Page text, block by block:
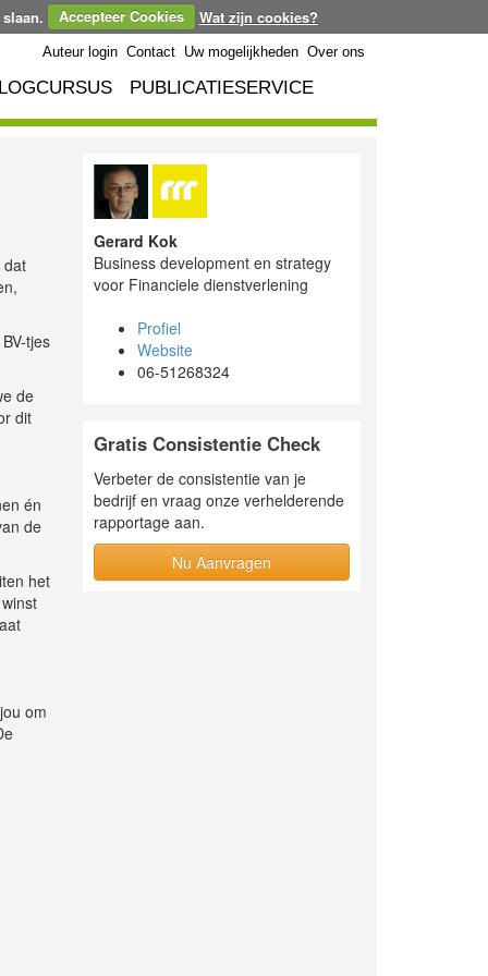
Accepteer Cookies Wat zijn cookies?
Auteur login Contact Uw mogelijkheden Over ons
PUBLICATIESERVICE
dat
tjes
de
dit
én
de
het
om
Gerard Kok
Business development en strategy
voor Financiele dienstverlening
Profiel
Website
06-51268324
Gratis Consistentie Check
Verbeter de consistentie van je
bedrijf en vraag onze verhelderende
rapportage aan.
Nu Aanvragen